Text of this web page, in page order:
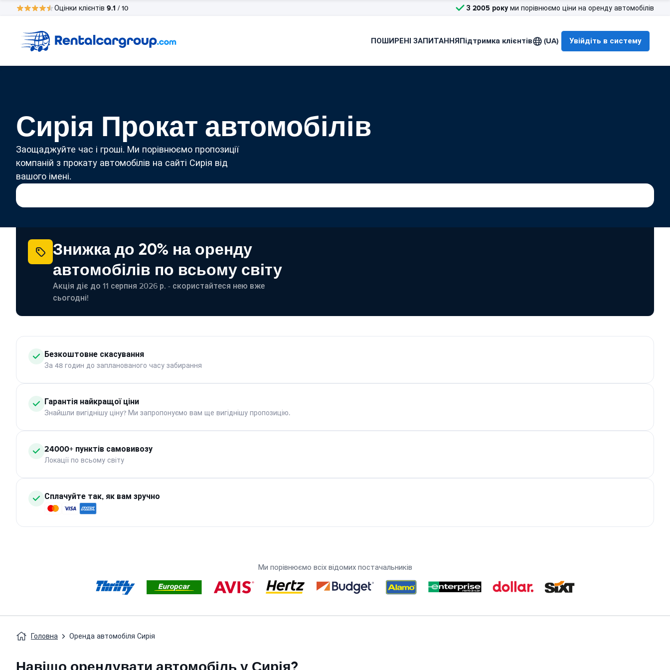
Оцінки клієнтів 9.1 / 10 З 2005 року ми порівнюємо ціни на оренду автомобілів
ПОШИРЕНІ ЗАПИТАННЯПідтримка клієнтів (UA) Увійдіть в систему
Сирія Прокат автомобілів
Заощаджуйте час і гроші. Ми порівнюємо пропозиції
компаній з прокату автомобілів на сайті Сирія від
вашого імені.
Знижка до 20% на оренду
автомобілів по всьому світу
Акція діє до 11 серпня 2026 р. - скористайтеся нею вже
сьогодні!
Безкоштовне скасування
За 48 годин до запланованого часу забирання
Гарантія найкращої ціни
Знайшли вигіднішу ціну? Ми запропонуємо вам ще вигіднішу пропозицію.
24000+ пунктів самовивозу
Локації по всьому світу
Сплачуйте так, як вам зручно
Ми порівнюємо всіх відомих постачальників
Головна Оренда автомобіля Сирія